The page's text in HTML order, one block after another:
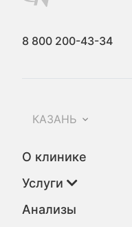
8 800 200-43-34
КАЗАНЬ
О клинике
Услуги
Анализы